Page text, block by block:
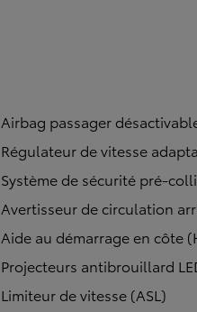
Airbag passager
Régulateur de vitesse
Système de sécurité pré-
Avertisseur de circulation
Aide au démarrage en côte
Projecteurs antibrouillard
Limiteur de vitesse (ASL)